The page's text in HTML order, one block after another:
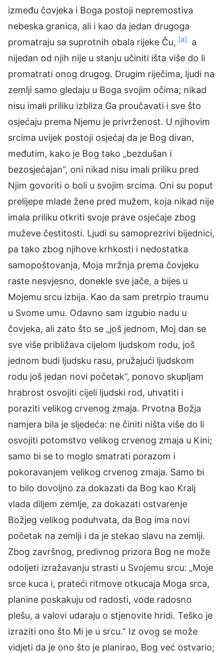
između čovjeka i Boga postoji nepremostiva
nebeska granica, ali i kao da jedan drugoga
promatraju sa suprotnih obala rijeke Ču, [a]
a
nijedan od njih nije u stanju učiniti išta više do li
promatrati onog drugog. Drugim riječima, ljudi na
zemlji samo gledaju u Boga svojim očima; nikad
nisu imali priliku izbliza Ga proučavati i sve što
osjećaju prema Njemu je privrženost. U njihovim
srcima uvijek postoji osjećaj da je Bog divan,
međutim, kako je Bog tako „bezdušan i
bezosjećajan”, oni nikad nisu imali priliku pred
Njim govoriti o boli u svojim srcima. Oni su poput
prelijepe mlade žene pred mužem, koja nikad nije
imala priliku otkriti svoje prave osjećaje zbog
muževe čestitosti. Ljudi su samoprezrivi bijednici,
pa tako zbog njihove krhkosti i nedostatka
samopoštovanja, Moja mržnja prema čovjeku
raste nesvjesno, donekle sve jače, a bijes u
Mojemu srcu izbija. Kao da sam pretrpio traumu
u Svome umu. Odavno sam izgubio nadu u
čovjeka, ali zato što se „još jednom, Moj dan se
sve više približava cijelom ljudskom rodu, još
jednom budi ljudsku rasu, pružajući ljudskom
rodu još jedan novi početak”, ponovo skupljam
hrabrost osvojiti cijeli ljudski rod, uhvatiti i
poraziti velikog crvenog zmaja. Prvotna Božja
namjera bila je sljedeća: ne činiti ništa više do li
osvojiti potomstvo velikog crvenog zmaja u Kini;
samo bi se to moglo smatrati porazom i
pokoravanjem velikog crvenog zmaja. Samo bi
to bilo dovoljno za dokazati da Bog kao Kralj
vlada diljem zemlje, za dokazati ostvarenje
Božjeg velikog poduhvata, da Bog ima novi
početak na zemlji i da je stekao slavu na zemlji.
Zbog završnog, predivnog prizora Bog ne može
odoljeti izražavanju strasti u Svojemu srcu: „Moje
srce kuca i, prateći ritmove otkucaja Moga srca,
planine poskakuju od radosti, vode radosno
plešu, a valovi udaraju o stjenovite hridi. Teško je
izraziti ono što Mi je u srcu.” Iz ovog se može
vidjeti da je ono što je planirao, Bog već ostvario;